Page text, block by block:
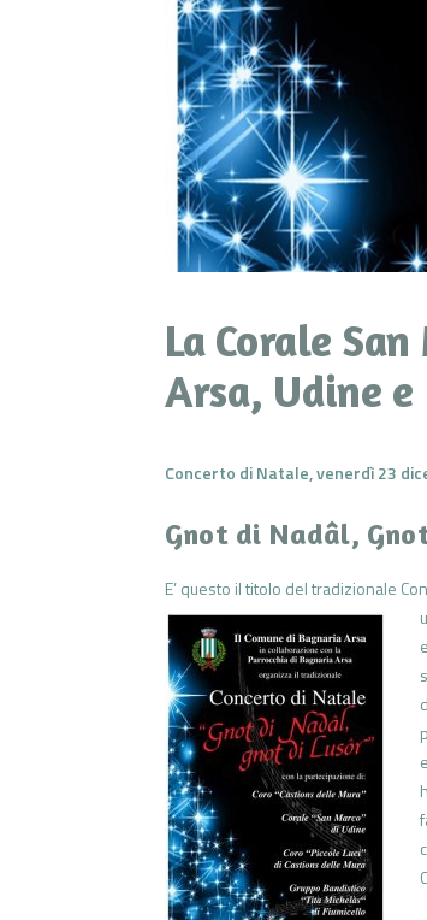
La Corale
Arsa, Udine e
Concerto di Natale, venerdì 23
Gnot di Nadâl,
E’ questo il titolo del tradizionale